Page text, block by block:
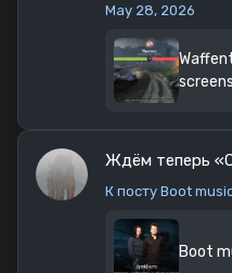
May 28, 2026
screens
Ждём теперь
К посту Boot
Boot